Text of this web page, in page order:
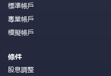
標準帳戶
專業帳戶
模擬帳戶
條件
股息調整